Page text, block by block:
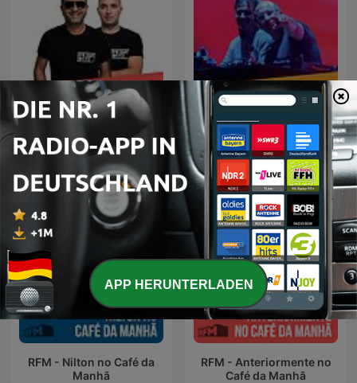
RFM - Fridayboyz
RFM - RFM SOMNII Radio
Show
RFM - Nilton no Café da
Manhã
RFM - Anteriormente no
Café da Manhã
APP HERUNTERLADEN